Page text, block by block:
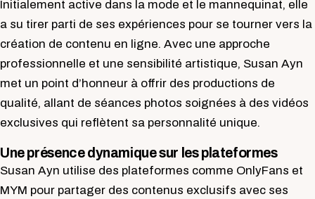
Initialement active dans la mode et le mannequinat, elle
a su tirer parti de ses expériences pour se tourner vers la
création de contenu en ligne. Avec une approche
professionnelle et une sensibilité artistique, Susan Ayn
met un point d’honneur à offrir des productions de
qualité, allant de séances photos soignées à des vidéos
exclusives qui reflètent sa personnalité unique.
Une présence dynamique sur les plateformes
Susan Ayn utilise des plateformes comme OnlyFans et
MYM pour partager des contenus exclusifs avec ses